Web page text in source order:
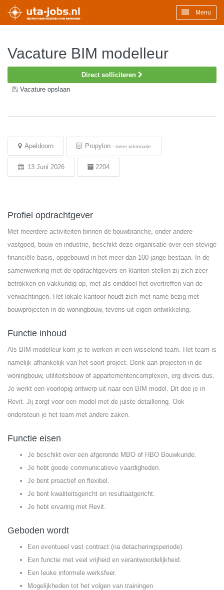
Menu
Vacature BIM modelleur
Direct solliciteren
Vacature opslaan
Apeldoorn Propylon - meer informatie
13 Juni 2026 2204
Profiel opdrachtgever
Met meerdere activiteiten binnen de bouwbranche, onder andere
vastgoed, bouw en industrie, beschikt deze organisatie over een stevige
financiële basis, opgebouwd in het meer dan 100-jarige bestaan. In de
samenwerking met de opdrachtgevers en klanten stellen zij zich zeer
betrokken en vakkundig op, met als einddoel het overtreffen van de
verwachtingen. Het lokale kantoor houdt zich met name bezig met
bouwprojecten in de woningbouw, tevens uit eigen ontwikkeling.
Functie inhoud
Als BIM-modelleur kom je te werken in een wisselend team. Het team is
namelijk afhankelijk van het soort project. Denk aan projecten in de
woningbouw, utiliteitsbouw of appartementencomplexen, erg divers dus.
Je werkt een voorlopig ontwerp uit naar een BIM model. Dit doe je in
Revit. Jij zorgt voor een model met de juiste detaillering. Ook
ondersteun je het team met andere zaken.
Functie eisen
Je beschikt over een afgeronde MBO of HBO Bouwkunde.
Je hebt goede communicatieve vaardigheden.
Je bent proactief en flexibel.
Je bent kwaliteitsgericht en resultaatgericht.
Je hebt ervaring met Revit.
Geboden wordt
Een eventueel vast contract (na detacheringsperiode).
Een functie met veel vrijheid en verantwoordelijkheid.
Een leuke informele werksfeer.
Mogelijkheden tot het volgen van trainingen